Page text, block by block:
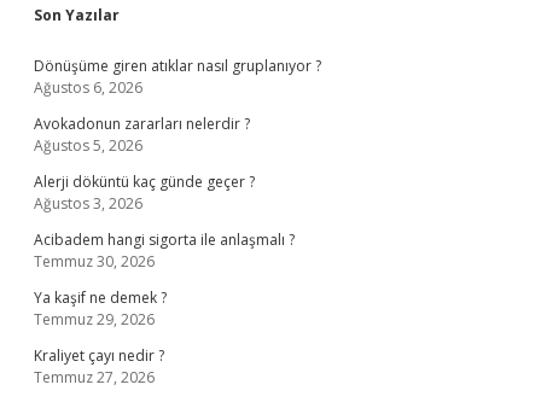
Sidebar
Son Yazılar
Dönüşüme giren atıklar nasıl gruplanıyor ?
Ağustos 6, 2026
Avokadonun zararları nelerdir ?
Ağustos 5, 2026
Alerji döküntü kaç günde geçer ?
Ağustos 3, 2026
Acibadem hangi sigorta ile anlaşmalı ?
Temmuz 30, 2026
Ya kaşif ne demek ?
Temmuz 29, 2026
Kraliyet çayı nedir ?
Temmuz 27, 2026